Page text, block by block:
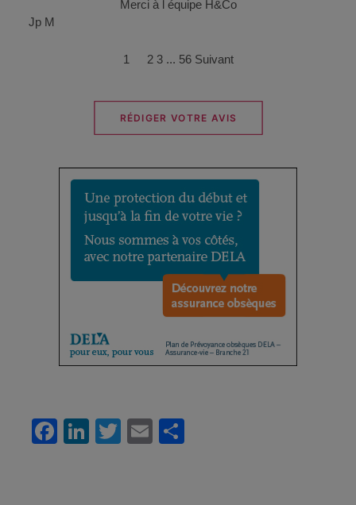
Merci à l équipe H&Co
Jp M
Page
1 Page
2 Page
3 ... Page
56 Suivant
RÉDIGER VOTRE AVIS
Facebook
LinkedIn
TwitterEmail